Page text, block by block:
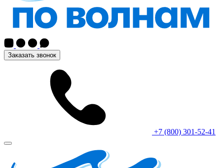
Заказать звонок
+7 (800) 301-52-41